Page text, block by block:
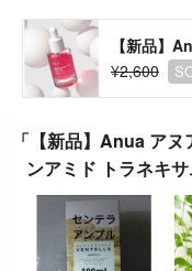
¥2,600
「【新品】Anua ア
ンアミド トラネキ